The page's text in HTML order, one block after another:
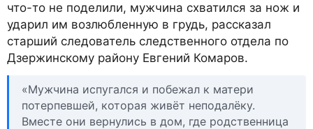
что-то не поделили, мужчина схватился за нож и
ударил им возлюбленную в грудь, рассказал
старший следователь следственного отдела по
Дзержинскому району Евгений Комаров.
«Мужчина испугался и побежал к матери
потерпевшей, которая живёт неподалёку.
Вместе они вернулись в дом, где родственница